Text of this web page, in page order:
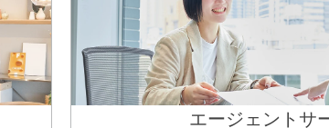
エージェントサ